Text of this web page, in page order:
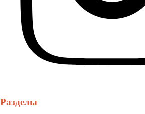
Разделы